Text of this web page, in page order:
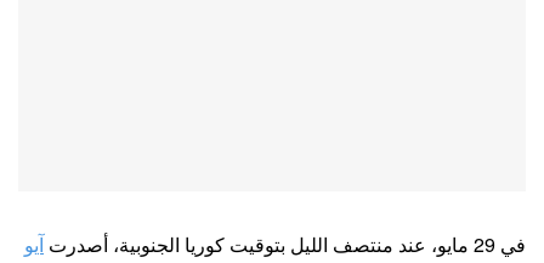
في 29 مايو، عند منتصف الليل بتوقيت كوريا الجنوبية، أصدرت
آيو